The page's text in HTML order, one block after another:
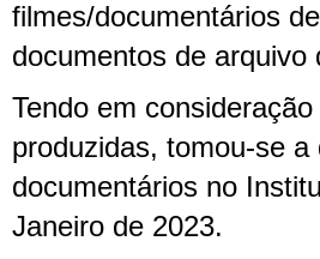
filmes/documentários
documentos de
Tendo em
produzidas, tomou-se
documentários no
Janeiro de 2023.